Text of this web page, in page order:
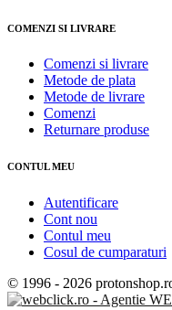
COMENZI SI LIVRARE
Comenzi si livrare
Metode de plata
Metode de livrare
Comenzi
Returnare produse
CONTUL MEU
Autentificare
Cont nou
Contul meu
Cosul de cumparaturi
© 1996 - 2026